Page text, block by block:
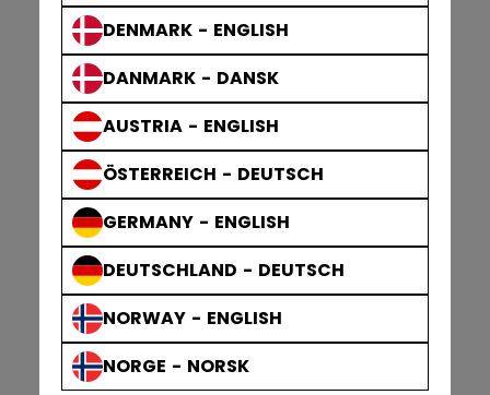
DENMARK - ENGLISH
DANMARK - DANSK
AUSTRIA - ENGLISH
ÖSTERREICH - DEUTSCH
GERMANY - ENGLISH
DEUTSCHLAND - DEUTSCH
NORWAY - ENGLISH
NORGE - NORSK